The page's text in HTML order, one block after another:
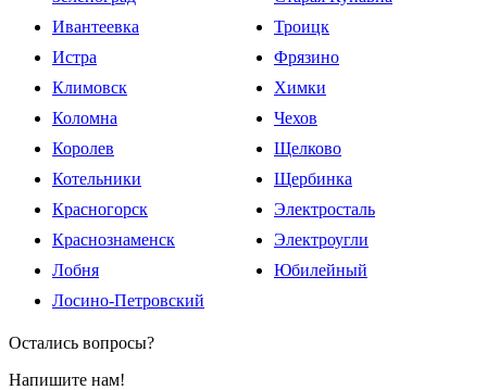
Ивантеевка
Истра
Климовск
Коломна
Королев
Котельники
Красногорск
Краснознаменск
Лобня
Лосино-Петровский
Троицк
Фрязино
Химки
Чехов
Щелково
Щербинка
Электросталь
Электроугли
Юбилейный
Остались вопросы?
Напишите нам!